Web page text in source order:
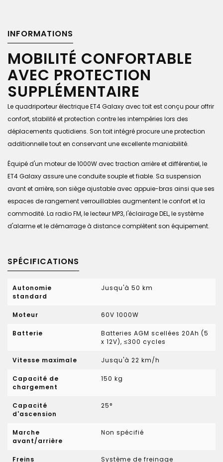
INFORMATIONS
MOBILITÉ CONFORTABLE
AVEC PROTECTION
SUPPLÉMENTAIRE
Le quadriporteur électrique ET4 Galaxy avec toit est conçu pour offrir
confort, stabilité et protection contre les intempéries lors des
déplacements quotidiens. Son toit intégré procure une protection
additionnelle tout en conservant une excellente maniabilité.
Équipé d'un moteur de 1000W avec traction arrière et différentiel, le
ET4 Galaxy assure une conduite souple et fiable. Sa suspension
avant et arrière, son siège ajustable avec appuie-bras ainsi que ses
espaces de rangement verrouillables augmentent le confort et la
commodité. La radio FM, le lecteur MP3, l'éclairage DEL, le système
d'alarme et le démarrage à distance complètent son équipement.
SPÉCIFICATIONS
Autonomie
standard
Jusqu'à 50 km
Moteur 60V 1000W
Batterie
Batteries AGM scellées 20Ah (5
x 12V), ≤300 cycles
Vitesse maximale Jusqu'à 22 km/h
Capacité de
chargement
150 kg
Capacité
d'ascension
25°
Marche
avant/arrière
Non spécifié
Freins Système de freinage